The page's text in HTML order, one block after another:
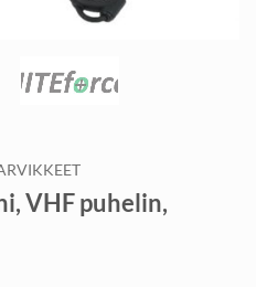
VHF puhelin,